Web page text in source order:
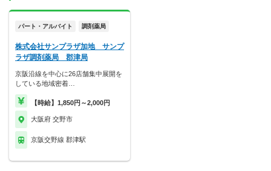
パート・アルバイト 調剤薬局
株式会社サンプラザ加地 サンプ
ラザ調剤薬局 郡津局
京阪沿線を中心に26店舗集中展開を
している地域密着…
【時給】1,850円～2,000円
大阪府 交野市
京阪交野線 郡津駅